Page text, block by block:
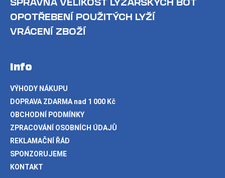
OPOTŘEBENÍ POUŽITÝCH LYŽÍ
VRÁCENÍ ZBOŽÍ
Info
VÝHODY NÁKUPU
DOPRAVA ZDARMA nad 1 000 Kč
OBCHODNÍ PODMÍNKY
ZPRACOVÁNÍ OSOBNÍCH ÚDAJŮ
REKLAMAČNÍ ŘÁD
SPONZORUJEME
KONTAKT